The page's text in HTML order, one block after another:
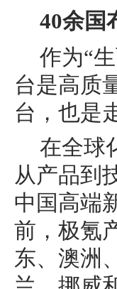
40余国
作为“
台是高质
台，也是
在全球
从产品到
中国高端
前，极氪
东、澳洲